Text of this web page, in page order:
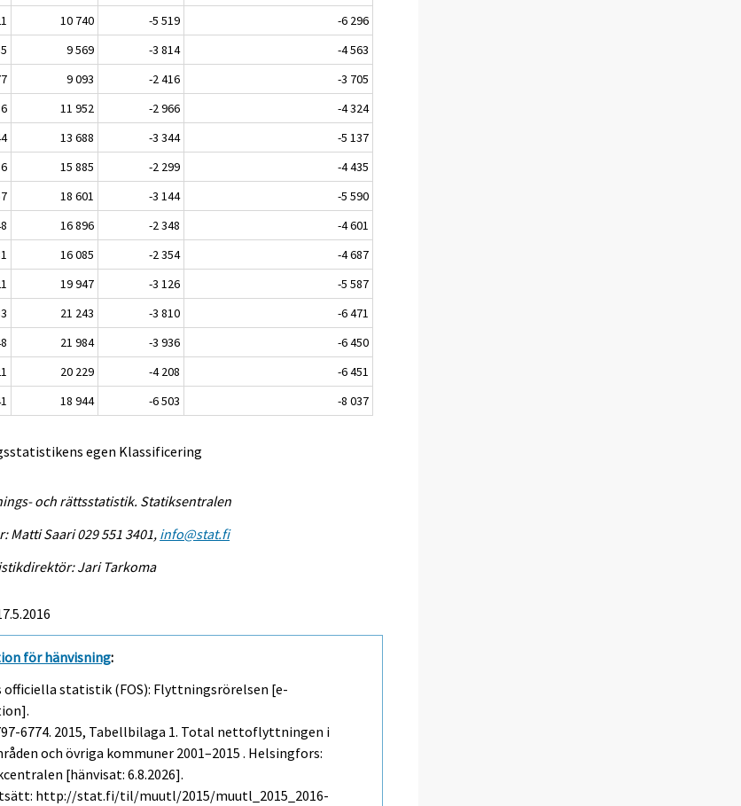
10 740 -5 519
-6 296
9 569 -3 814
-4 563
9 093 -2 416
-3 705
11 952 -2 966
-4 324
13 688 -3 344
-5 137
15 885 -2 299
-4 435
18 601 -3 144
-5 590
16 896 -2 348
-4 601
16 085 -2 354
-4 687
19 947 -3 126
-5 587
21 243 -3 810
-6 471
21 984 -3 936
-6 450
20 229 -4 208
-6 451
18 944 -6 503 -8 037
egen Klassificering
och rättsstatistik. Statiksentralen
Matti Saari 029 551 3401, info@stat.fi
Jari Tarkoma
för hänvisning:
officiella statistik (FOS): Flyttningsrörelsen [e-
6774. 2015, Tabellbilaga 1. Total nettoflyttningen i
och övriga kommuner 2001–2015 . Helsingfors:
[hänvisat: 6.8.2026].
http://stat.fi/til/muutl/2015/muutl_2015_2016-